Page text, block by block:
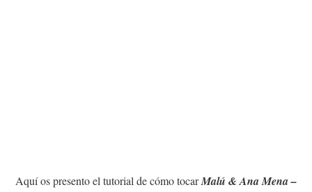
Aquí os presento el tutorial de cómo tocarMalú & Ana Mena –